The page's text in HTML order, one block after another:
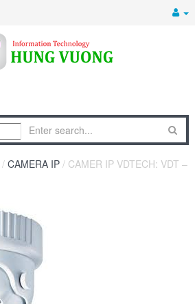
/ CAMERA IP / CAMER IP VDTECH: VDT –